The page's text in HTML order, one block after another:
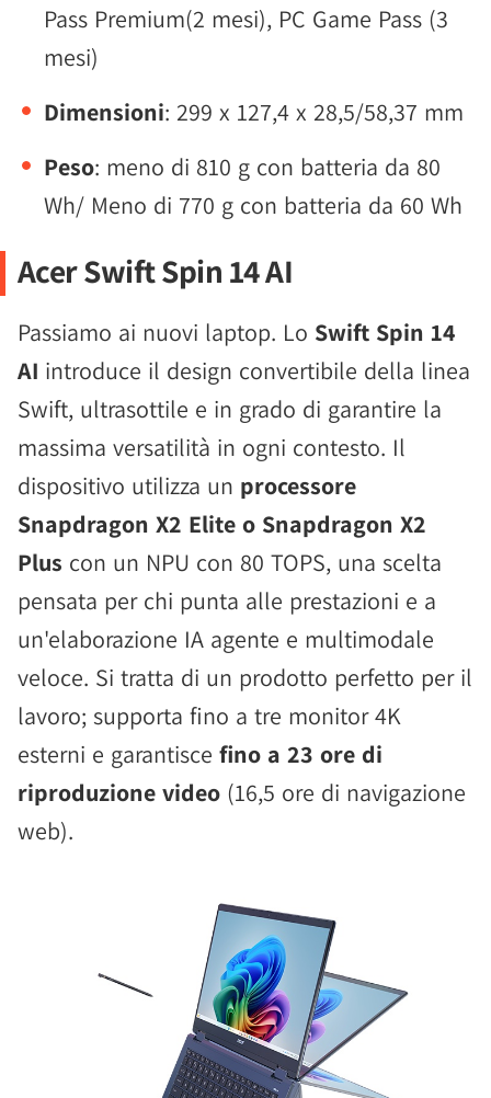
Pass Premium(2 mesi), PC Game Pass (3
mesi)
Dimensioni: 299 x 127,4 x 28,5/58,37 mm
Peso: meno di 810 g con batteria da 80
Wh/ Meno di 770 g con batteria da 60 Wh
Acer Swift Spin 14 AI
Passiamo ai nuovi laptop. Lo Swift Spin 14
AI introduce il design convertibile della linea
Swift, ultrasottile e in grado di garantire la
massima versatilità in ogni contesto. Il
dispositivo utilizza un processore
Snapdragon X2 Elite o Snapdragon X2
Plus con un NPU con 80 TOPS, una scelta
pensata per chi punta alle prestazioni e a
un'elaborazione IA agente e multimodale
veloce. Si tratta di un prodotto perfetto per il
lavoro; supporta fino a tre monitor 4K
esterni e garantisce fino a 23 ore di
riproduzione video (16,5 ore di navigazione
web).